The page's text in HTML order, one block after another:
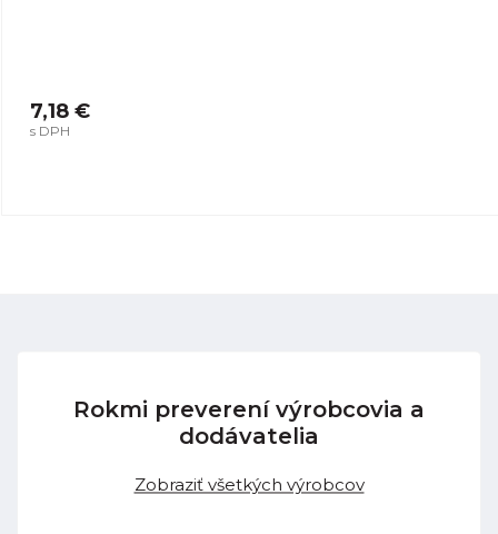
7,18 €
s DPH
Rokmi preverení výrobcovia a
dodávatelia
Zobraziť všetkých výrobcov